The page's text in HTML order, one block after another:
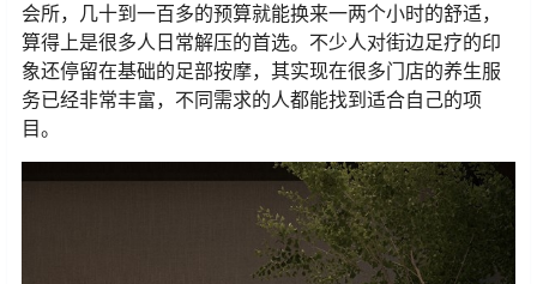
会所，几十到一百多的预算就能换来一两个小时的舒适，
算得上是很多人日常解压的首选。不少人对街边足疗的印
象还停留在基础的足部按摩，其实现在很多门店的养生服
务已经非常丰富，不同需求的人都能找到适合自己的项
目。